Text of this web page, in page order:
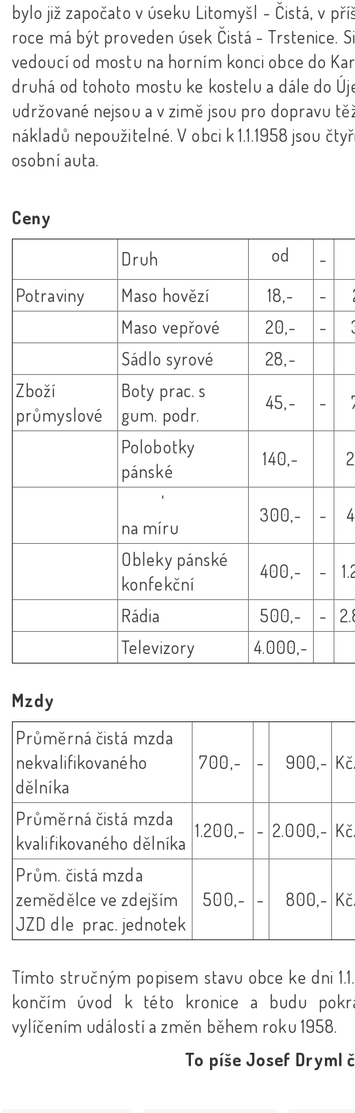
bylo již započato v úseku Litomyšl - Čistá, v
roce má být proveden úsek Čistá - Trstenice.
vedoucí od mostu na horním konci obce do
druhá od tohoto mostu ke kostelu a dále do
udržované nejsou a v zimě jsou pro dopravu
nákladů nepoužitelné. V obci k 1.1.1958 jsou
osobní auta.
Ceny
Druh
od
-
Potraviny
Maso hovězí 18,- -
Maso vepřové
20,- -
Sádlo syrové
28,-
Zboží
průmyslové
Boty prac. s
gum. podr.
45,- -
Polobotky
pánské
140,-
'
na míru
300,- -
Obleky pánské
konfekční
400,- -
Rádia
500,- -
Televizory
4.000,-
Mzdy
Průměrná čistá mzda
nekvalifikovaného
dělníka
700,- - 900,-
Průměrná čistá mzda
kvalifikovaného dělníka
1.200,- - 2.000,-
Prům. čistá mzda
zemědělce ve zdejším
JZD dle prac. jednotek
500,- - 800,-
Tímto stručným popisem stavu obce ke dni
končím úvod k této kronice a budu
vylíčením událostí a změn během roku 1958.
To píše Josef Dryml